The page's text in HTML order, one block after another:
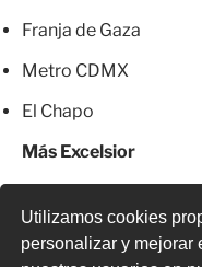
Utilizamos cookies
personalizar y mejorar
Franja de Gaza
Metro CDMX
El Chapo
Más Excelsior